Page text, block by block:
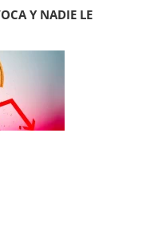
Y NADIE LE